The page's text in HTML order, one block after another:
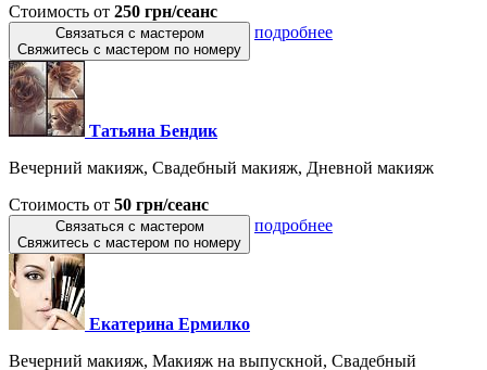
Стоимость от 250 грн/сеанс
Связаться с мастером
Свяжитесь с мастером по номеру
подробнее
Татьяна Бендик
Вечерний макияж, Свадебный макияж, Дневной макияж
Стоимость от 50 грн/сеанс
Связаться с мастером
Свяжитесь с мастером по номеру
подробнее
Екатерина Ермилко
Вечерний макияж, Макияж на выпускной, Свадебный